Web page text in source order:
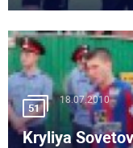
51
18.07.2010
Kryliya